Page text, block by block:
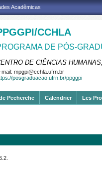
Acadêmicas
CCHLA
DE PÓS-
DE CIÊNCIAS
mail: mpgpi@cchla.ufrn.br
posgraduacao.ufrn.br/ppggpi
Pecherche Calendrier Les